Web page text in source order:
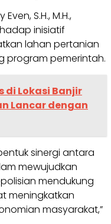
S.H., M.H.,
inisiatif
lahan pertanian
program pemerintah.
di Lokasi Banjir
Lancar dengan
sinergi antara
mewujudkan
mendukung
meningkatkan
masyarakat,”